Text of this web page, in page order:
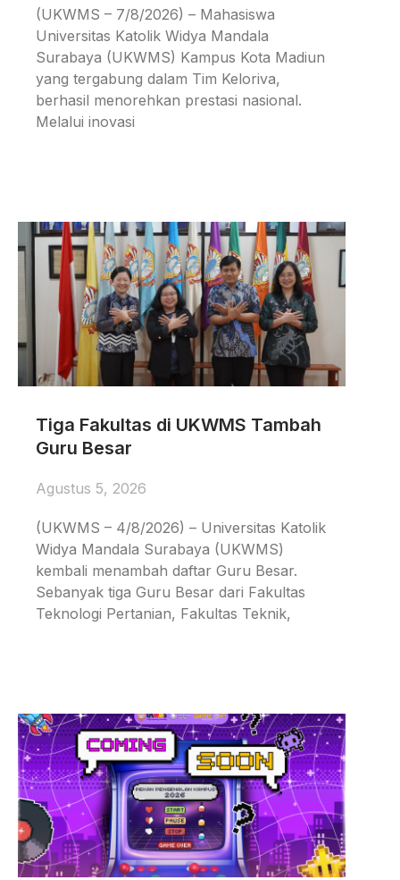
(UKWMS – 7/8/2026) – Mahasiswa
Universitas Katolik Widya Mandala
Surabaya (UKWMS) Kampus Kota Madiun
yang tergabung dalam Tim Keloriva,
berhasil menorehkan prestasi nasional.
Melalui inovasi
Tiga Fakultas di UKWMS Tambah
Guru Besar
Agustus 5, 2026
(UKWMS – 4/8/2026) – Universitas Katolik
Widya Mandala Surabaya (UKWMS)
kembali menambah daftar Guru Besar.
Sebanyak tiga Guru Besar dari Fakultas
Teknologi Pertanian, Fakultas Teknik,